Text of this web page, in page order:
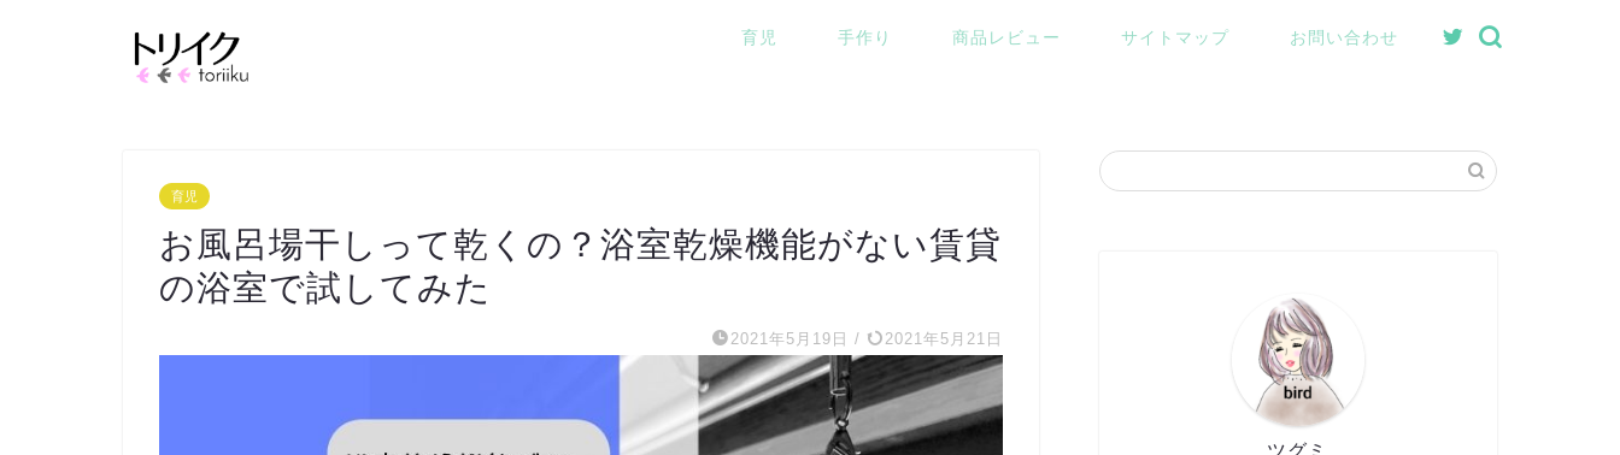
育児 手作り 商品レビュー サイトマップ お問い合わせ
育児
お風呂場干しって乾くの？浴室乾燥機能がない賃貸
の浴室で試してみた
2021年5月19日 / 2021年5月21日